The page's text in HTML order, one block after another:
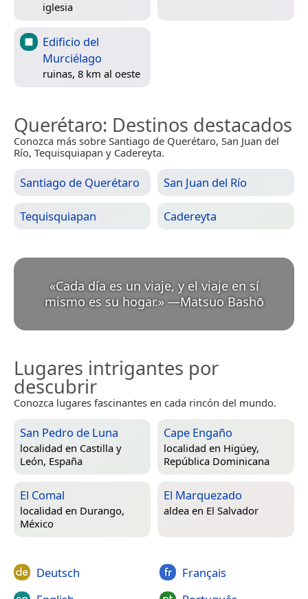
iglesia
Edificio del
Murciélago
ruinas, 8 km al oeste
Querétaro: Destinos destacados
Conozca más sobre Santiago de Querétaro, San Juan del
Río, Tequisquiapan y Cadereyta.
Santiago de Querétaro San Juan del Río
Tequisquiapan Cadereyta
«Cada día es un viaje, y el viaje en sí
mismo es su hogar.» —Matsuo Bashō
Lugares intrigantes por
descubrir
Conozca lugares fascinantes en cada rincón del mundo.
San Pedro de Luna
localidad en Castilla y
León, España
Cape Engaño
localidad en Higüey,
República Dominicana
El Comal
localidad en Durango,
México
El Marquezado
aldea en El Salvador
Deutsch
Français